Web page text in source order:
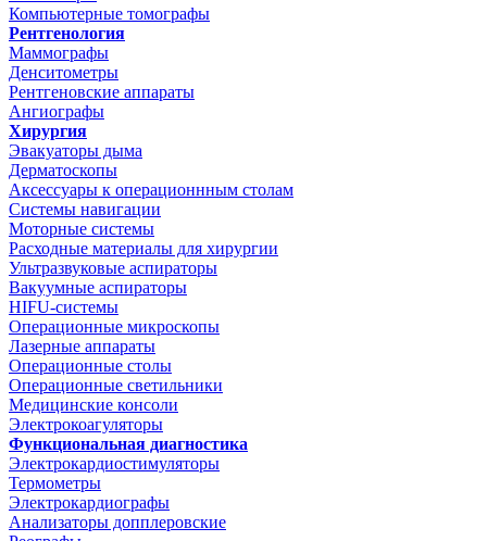
Компьютерные томографы
Рентгенология
Маммографы
Денситометры
Рентгеновские аппараты
Ангиографы
Хирургия
Эвакуаторы дыма
Дерматоскопы
Аксессуары к операционнным столам
Системы навигации
Моторные системы
Расходные материалы для хирургии
Ультразвуковые аспираторы
Вакуумные аспираторы
HIFU-системы
Операционные микроскопы
Лазерные аппараты
Операционные столы
Операционные светильники
Медицинские консоли
Электрокоагуляторы
Функциональная диагностика
Электрокардиостимуляторы
Термометры
Электрокардиографы
Анализаторы допплеровские